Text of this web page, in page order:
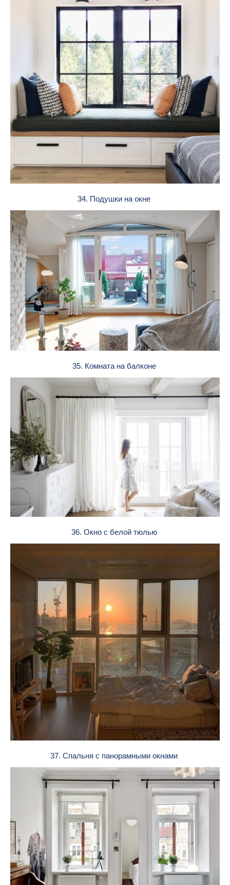
34. Подушки на окне
35. Комната на балконе
36. Окно с белой тюлью
37. Спальня с панорамными окнами